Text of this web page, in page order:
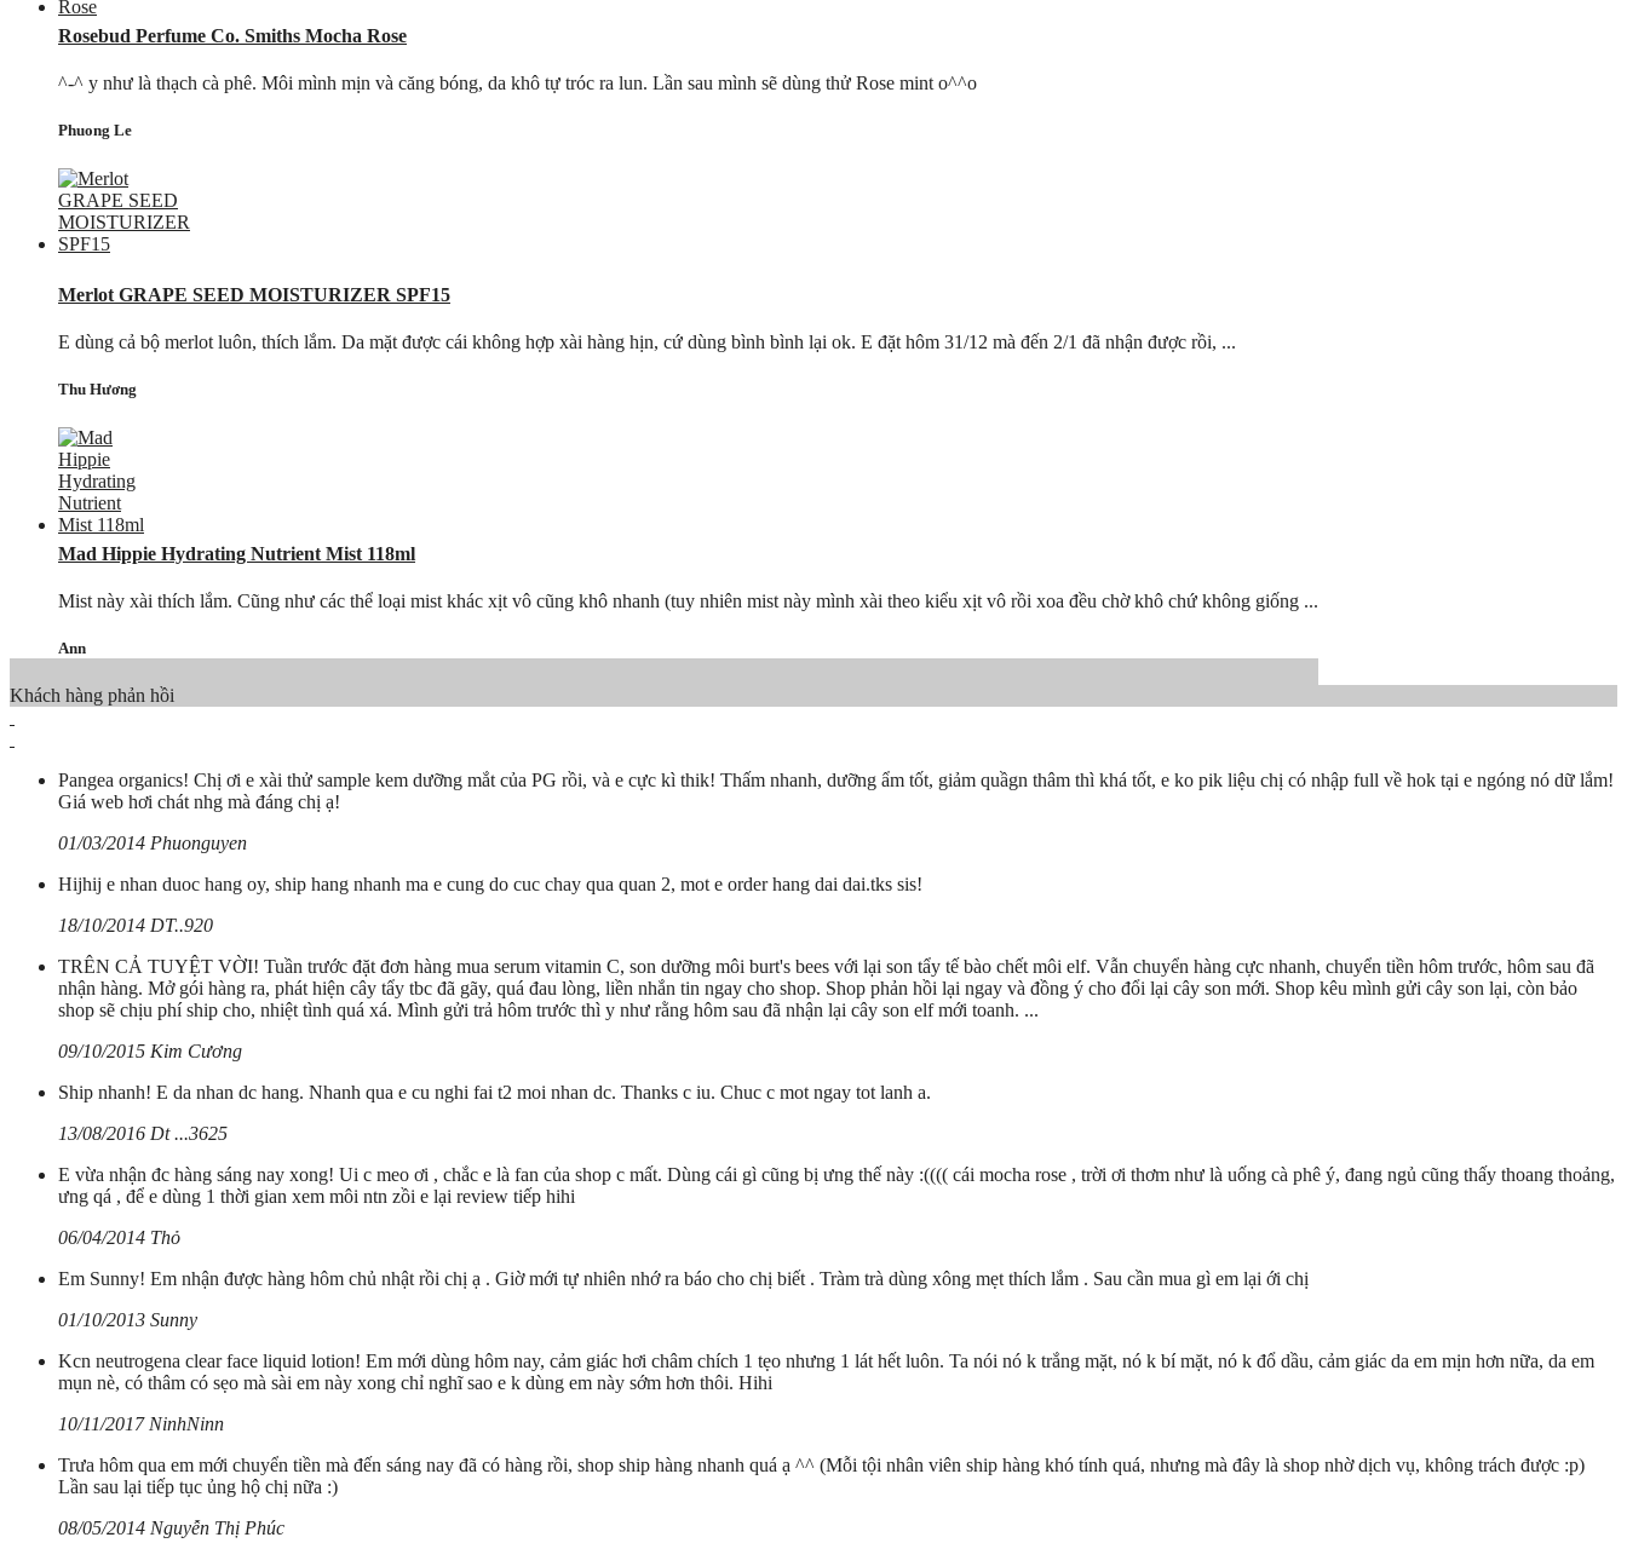
Rosebud Perfume Co. Smiths Mocha Rose
^-^ y như là thạch cà phê. Môi mình mịn và căng bóng, da khô tự tróc ra lun. Lần sau mình sẽ dùng thử Rose mint o^^o
Phuong Le
Merlot GRAPE SEED MOISTURIZER SPF15
E dùng cả bộ merlot luôn, thích lắm. Da mặt được cái không hợp xài hàng hịn, cứ dùng bình bình lại ok. E đặt hôm 31/12 mà đến 2/1 đã nhận được rồi, ...
Thu Hương
Mad Hippie Hydrating Nutrient Mist 118ml
Mist này xài thích lắm. Cũng như các thể loại mist khác xịt vô cũng khô nhanh (tuy nhiên mist này mình xài theo kiểu xịt vô rồi xoa đều chờ khô chứ không giống ...
Ann
Khách hàng phản hồi
Pangea organics! Chị ơi e xài thử sample kem dưỡng mắt của PG rồi, và e cực kì thik! Thấm nhanh, dưỡng ẩm tốt, giảm quầgn thâm thì khá tốt, e ko pik liệu chị có nhập full về hok tại e ngóng nó dữ lắm!
Giá web hơi chát nhg mà đáng chị ạ!
01/03/2014 Phuonguyen
Hijhij e nhan duoc hang oy, ship hang nhanh ma e cung do cuc chay qua quan 2, mot e order hang dai dai.tks sis!
18/10/2014 DT..920
TRÊN CẢ TUYỆT VỜI! Tuần trước đặt đơn hàng mua serum vitamin C, son dưỡng môi burt's bees với lại son tẩy tế bào chết môi elf. Vẫn chuyển hàng cực nhanh, chuyển tiền hôm trước, hôm sau đã
nhận hàng. Mở gói hàng ra, phát hiện cây tẩy tbc đã gãy, quá đau lòng, liền nhắn tin ngay cho shop. Shop phản hồi lại ngay và đồng ý cho đổi lại cây son mới. Shop kêu mình gửi cây son lại, còn bảo
shop sẽ chịu phí ship cho, nhiệt tình quá xá. Mình gửi trả hôm trước thì y như rằng hôm sau đã nhận lại cây son elf mới toanh. ...
09/10/2015 Kim Cương
Ship nhanh! E da nhan dc hang. Nhanh qua e cu nghi fai t2 moi nhan dc. Thanks c iu. Chuc c mot ngay tot lanh a.
13/08/2016 Dt ...3625
E vừa nhận đc hàng sáng nay xong! Ui c meo ơi , chắc e là fan của shop c mất. Dùng cái gì cũng bị ưng thế này :(((( cái mocha rose , trời ơi thơm như là uống cà phê ý, đang ngủ cũng thấy thoang thoảng,
ưng qá , để e dùng 1 thời gian xem môi ntn zồi e lại review tiếp hihi
06/04/2014 Thỏ
Em Sunny! Em nhận được hàng hôm chủ nhật rồi chị ạ . Giờ mới tự nhiên nhớ ra báo cho chị biết . Tràm trà dùng xông mẹt thích lắm . Sau cần mua gì em lại ới chị
01/10/2013 Sunny
Kcn neutrogena clear face liquid lotion! Em mới dùng hôm nay, cảm giác hơi châm chích 1 tẹo nhưng 1 lát hết luôn. Ta nói nó k trắng mặt, nó k bí mặt, nó k đổ dầu, cảm giác da em mịn hơn nữa, da em
mụn nè, có thâm có sẹo mà sài em này xong chỉ nghĩ sao e k dùng em này sớm hơn thôi. Hihi
10/11/2017 NinhNinn
Trưa hôm qua em mới chuyển tiền mà đến sáng nay đã có hàng rồi, shop ship hàng nhanh quá ạ ^^ (Mỗi tội nhân viên ship hàng khó tính quá, nhưng mà đây là shop nhờ dịch vụ, không trách được :p)
Lần sau lại tiếp tục ủng hộ chị nữa :)
08/05/2014 Nguyễn Thị Phúc